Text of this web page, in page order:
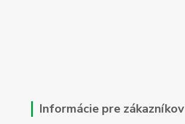
Informácie pre zákazníkov